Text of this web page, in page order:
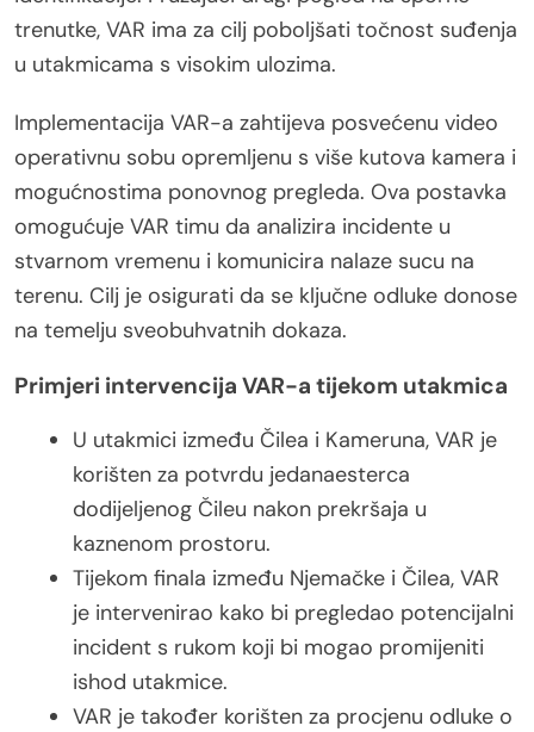
trenutke, VAR ima za cilj poboljšati točnost suđenja
u utakmicama s visokim ulozima.
Implementacija VAR-a zahtijeva posvećenu video
operativnu sobu opremljenu s više kutova kamera i
mogućnostima ponovnog pregleda. Ova postavka
omogućuje VAR timu da analizira incidente u
stvarnom vremenu i komunicira nalaze sucu na
terenu. Cilj je osigurati da se ključne odluke donose
na temelju sveobuhvatnih dokaza.
Primjeri intervencija VAR-a tijekom utakmica
U utakmici između Čilea i Kameruna, VAR je
korišten za potvrdu jedanaesterca
dodijeljenog Čileu nakon prekršaja u
kaznenom prostoru.
Tijekom finala između Njemačke i Čilea, VAR
je intervenirao kako bi pregledao potencijalni
incident s rukom koji bi mogao promijeniti
ishod utakmice.
VAR je također korišten za procjenu odluke o